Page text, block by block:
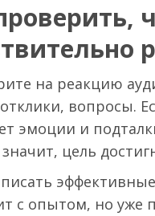
на реакцию
вопросы.
эмоции и
цель
с опытом, но уже